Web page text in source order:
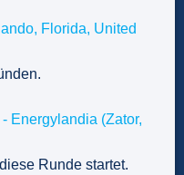
Florida, United
Energylandia (Zator,
Runde startet.